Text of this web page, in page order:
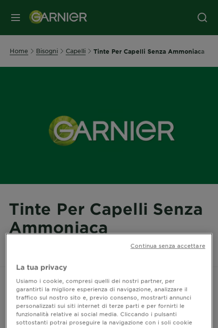
MENU
Home Bisogni Capelli Tinte Per Capelli Senza Ammoniaca
Tinte Per Capelli Senza
Ammoniaca
è una colorazione per
ingrediente tradizionalmente utilizzato in molte colorazioni per
favorire l’apertura della fibra capillare e permettere al colore di
depositarsi. Nelle formule senza ammoniaca, questa funzione
viene svolta da altri agenti alcalinizzanti, spesso associati a
La tua privacy
Usiamo i cookie, compresi quelli dei nostri partner, per
garantirti la migliore esperienza di navigazione, analizzare il
traffico sul nostro sito e, previo consenso, mostrarti annunci
personalizzati sui siti internet di terze parti e per fornirti le
funzionalità relative ai social media. Cliccando i pulsanti
sottostanti potrai proseguire la navigazione con i soli cookie
Continua senza accettare